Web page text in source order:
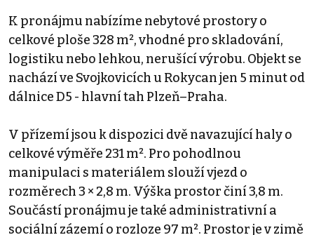
K pronájmu nabízíme nebytové prostory o
celkové ploše 328 m², vhodné pro skladování,
logistiku nebo lehkou, nerušící výrobu. Objekt se
nachází ve Svojkovicích u Rokycan jen 5 minut od
dálnice D5 - hlavní tah Plzeň–Praha.
V přízemí jsou k dispozici dvě navazující haly o
celkové výměře 231 m². Pro pohodlnou
manipulaci s materiálem slouží vjezd o
rozměrech 3 × 2,8 m. Výška prostor činí 3,8 m.
Součástí pronájmu je také administrativní a
sociální zázemí o rozloze 97 m². Prostor je v zimě